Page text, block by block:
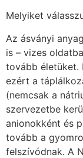
Melyiket
Az ásványi
is – vizes
tovább életüket.
ezért a
(nemcsak a
szervezetbe
anionokként és
tovább a
felszívódnak. A